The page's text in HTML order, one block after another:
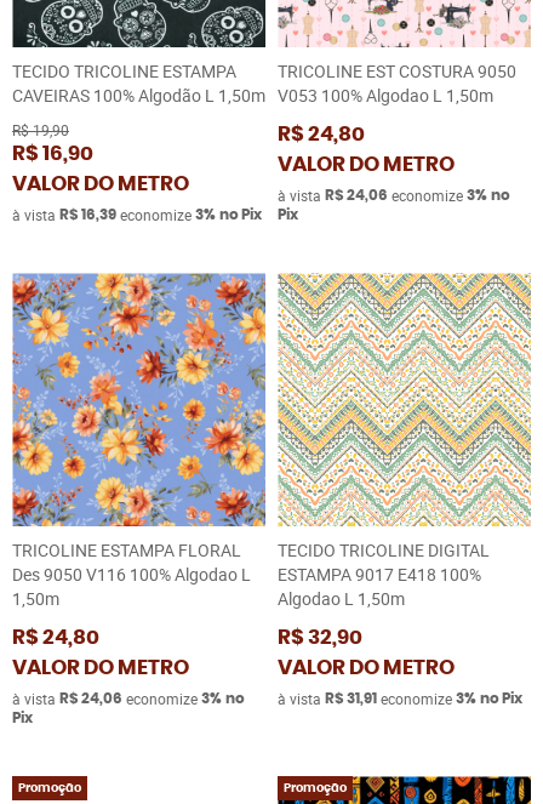
TECIDO TRICOLINE ESTAMPA
CAVEIRAS 100% Algodão L 1,50m
R$ 19,90
R$ 16,90
VALOR DO METRO
à vista R$ 16,39 economize 3% no Pix
TRICOLINE EST COSTURA 9050
V053 100% Algodao L 1,50m
R$ 24,80
VALOR DO METRO
à vista R$ 24,06 economize 3% no
Pix
TRICOLINE ESTAMPA FLORAL
Des 9050 V116 100% Algodao L
1,50m
R$ 24,80
VALOR DO METRO
à vista R$ 24,06 economize 3% no
Pix
TECIDO TRICOLINE DIGITAL
ESTAMPA 9017 E418 100%
Algodao L 1,50m
R$ 32,90
VALOR DO METRO
à vista R$ 31,91 economize 3% no Pix
Promoção Promoção